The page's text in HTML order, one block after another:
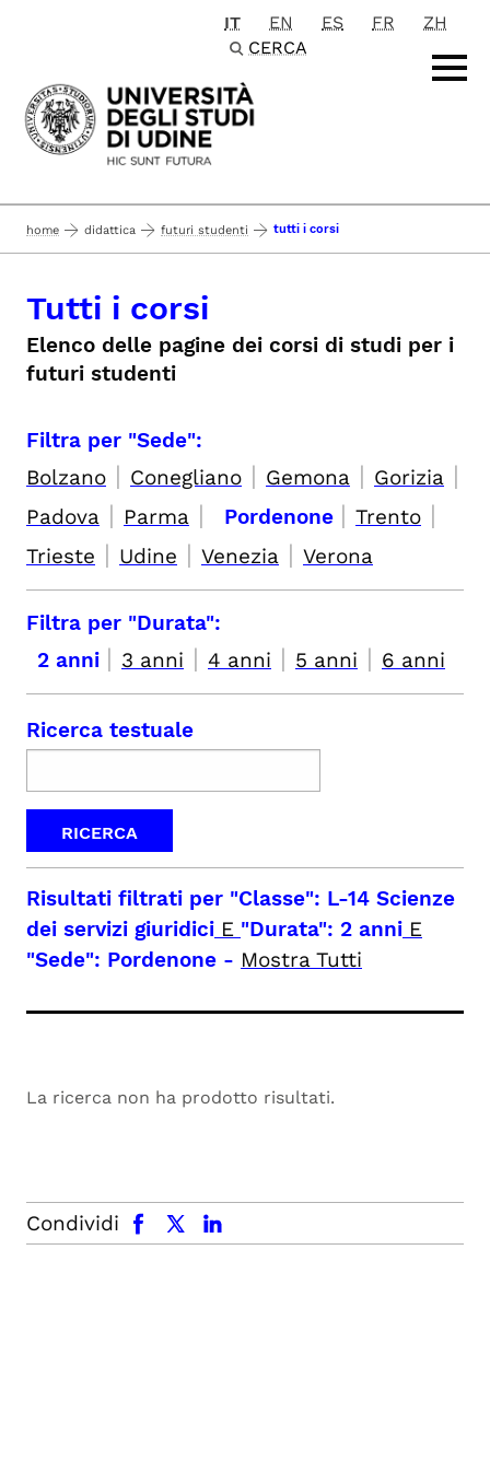
Passa al contenuto principale
IT EN ES FR
ZH
CERCA
home didattica futuri studenti tutti i corsi
Tutti i corsi
Elenco delle pagine dei corsi di studi per i
futuri studenti
Filtra per "Sede":
Bolzano | Conegliano | Gemona | Gorizia |
Padova | Parma | Pordenone | Trento |
Trieste | Udine | Venezia | Verona
Filtra per "Durata":
2 anni | 3 anni | 4 anni | 5 anni | 6 anni
Ricerca testuale
Risultati filtrati per "Classe": L-14 Scienze
dei servizi giuridici E "Durata": 2 anni E
"Sede": Pordenone - Mostra Tutti
La ricerca non ha prodotto risultati.
Condividi
facebook x.com linkedin